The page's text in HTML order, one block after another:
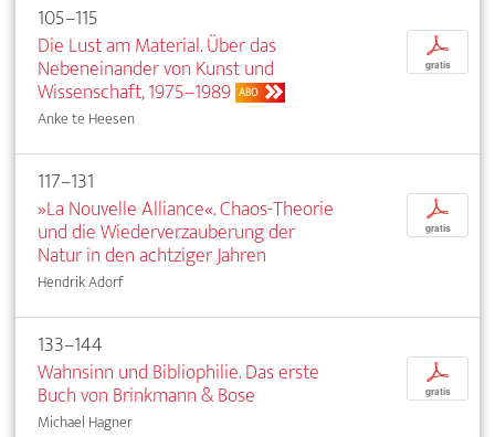
105–115
Die Lust am Material. Über das
Nebeneinander von Kunst und
Wissenschaft, 1975–1989 ABO
Anke te Heesen
p
gratis
117–131
»La Nouvelle Alliance«. Chaos-Theorie
und die Wiederverzauberung der
Natur in den achtziger Jahren
Hendrik Adorf
p
gratis
133–144
Wahnsinn und Bibliophilie. Das erste
Buch von Brinkmann & Bose
Michael Hagner
p
gratis